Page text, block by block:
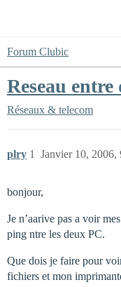
Forum Clubic
Reseau
Réseaux & telecom
plry Janvier 10, 2006,
1
bonjour,
Je n’aarive pas a voir
ping ntre les deux PC.
Que dois je faire pour
fichiers et mon